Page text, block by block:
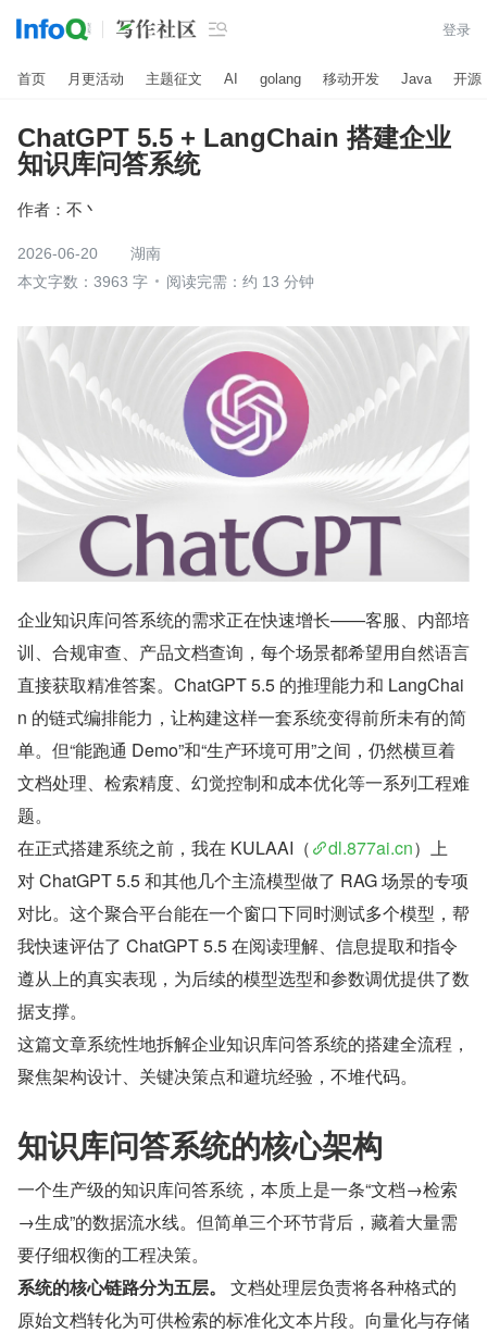
 登录
首页 月更活动 主题征文 AI golang 移动开发 Java 开源
ChatGPT 5.5 + LangChain 搭建企业
知识库问答系统
作者： 不丶
2026-06-20
湖南
本文字数：3963 字
阅读完需：约 13 分钟
企业知识库问答系统的需求正在快速增长——客服、内部培
训、合规审查、产品文档查询，每个场景都希望用自然语言
直接获取精准答案。ChatGPT 5.5 的推理能力和 LangChai
n 的链式编排能力，让构建这样一套系统变得前所未有的简
单。但“能跑通 Demo”和“生产环境可用”之间，仍然横亘着
文档处理、检索精度、幻觉控制和成本优化等一系列工程难
题。
在正式搭建系统之前，我在 KULAAI（
dl.877ai.cn）上
对 ChatGPT 5.5 和其他几个主流模型做了 RAG 场景的专项
对比。这个聚合平台能在一个窗口下同时测试多个模型，帮
我快速评估了 ChatGPT 5.5 在阅读理解、信息提取和指令
遵从上的真实表现，为后续的模型选型和参数调优提供了数
据支撑。
这篇文章系统性地拆解企业知识库问答系统的搭建全流程，
聚焦架构设计、关键决策点和避坑经验，不堆代码。
知识库问答系统的核心架构
一个生产级的知识库问答系统，本质上是一条“文档→检索
→生成”的数据流水线。但简单三个环节背后，藏着大量需
要仔细权衡的工程决策。
系统的核心链路分为五层。
文档处理层负责将各种格式的
原始文档转化为可供检索的标准化文本片段。向量化与存储